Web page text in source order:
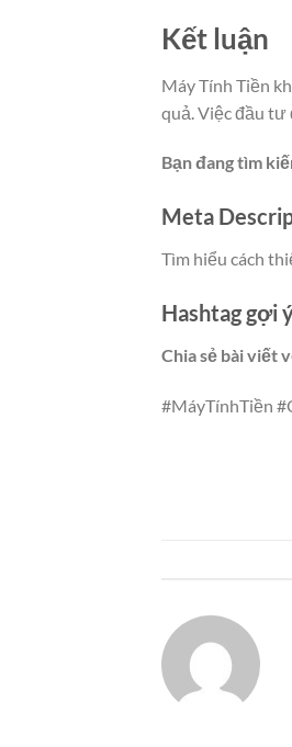
Kết luận
Máy Tính Tiền
quả. Việc đầu tư
Bạn đang tìm
Meta
Tìm hiểu cách
Hashtag gợi
Chia sẻ bài viết
#MáyTínhTiền